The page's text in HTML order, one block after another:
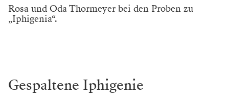
Rosa und Oda Thormeyer bei den Proben zu
„Iphigenia“.
Gespaltene Iphigenie